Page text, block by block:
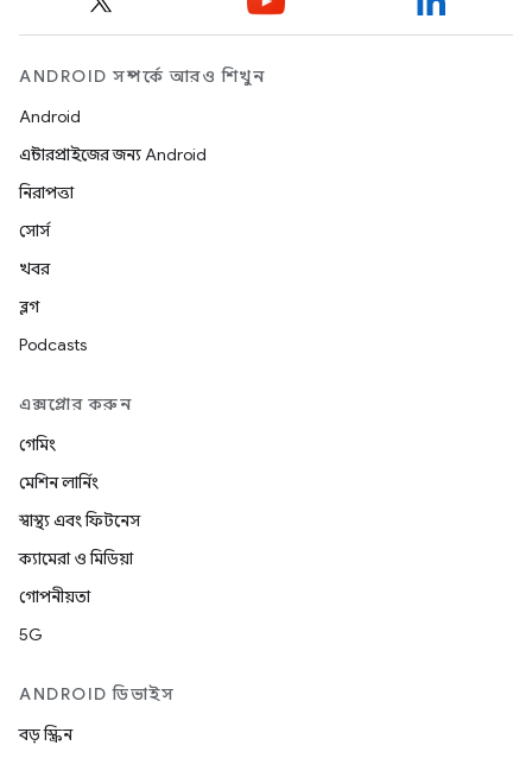
ANDROID সম্পর্কে আরও শিখুন
Android
এন্টারপ্রাইজের জন্য Android
নিরাপত্তা
সোর্স
খবর
ব্লগ
Podcasts
এক্সপ্লোর করুন
গেমিং
মেশিন লার্নিং
স্বাস্থ্য এবং ফিটনেস
ক্যামেরা ও মিডিয়া
গোপনীয়তা
5G
ANDROID ডিভাইস
বড় স্ক্রিন